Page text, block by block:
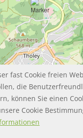
Leaflet | ©
fast Cookie freien
die
können Sie einen
Cookie